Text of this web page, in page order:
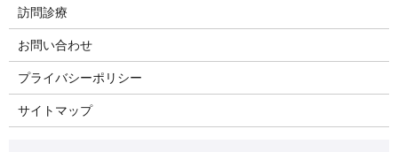
訪問診療
お問い合わせ
プライバシーポリシー
サイトマップ